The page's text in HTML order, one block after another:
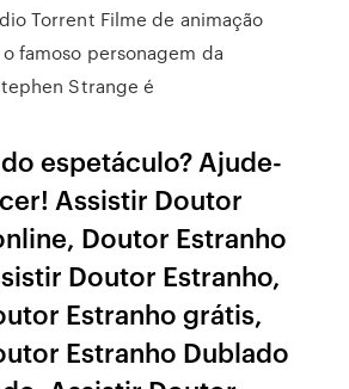
Torrent Filme de animação
famoso personagem da
Strange é
espetáculo? Ajude-
Assistir Doutor
Doutor Estranho
Doutor Estranho,
Estranho grátis,
Estranho Dublado